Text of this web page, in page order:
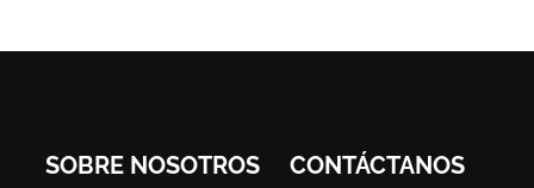
SOBRE NOSOTROS
CONTÁCTANOS